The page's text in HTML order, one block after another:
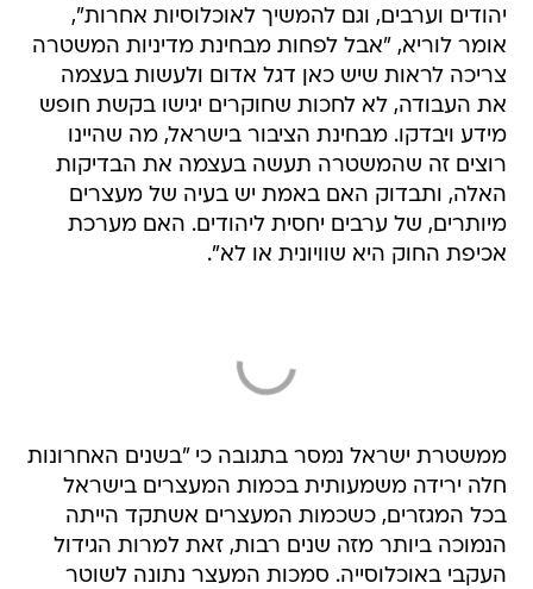
יהודים וערבים, וגם להמשיך לאוכלוסיות אחרות",
אומר לוריא, "אבל לפחות מבחינת מדיניות המשטרה
צריכה לראות שיש כאן דגל אדום ולעשות בעצמה
את העבודה, לא לחכות שחוקרים יגישו בקשת חופש
מידע ויבדקו. מבחינת הציבור בישראל, מה שהיינו
רוצים זה שהמשטרה תעשה בעצמה את הבדיקות
האלה, ותבדוק האם באמת יש בעיה של מעצרים
מיותרים, של ערבים יחסית ליהודים. האם מערכת
אכיפת החוק היא שוויונית או לא".
ממשטרת ישראל נמסר בתגובה כי "בשנים האחרונות
חלה ירידה משמעותית בכמות המעצרים בישראל
בכל המגזרים, כשכמות המעצרים אשתקד הייתה
הנמוכה ביותר מזה שנים רבות, זאת למרות הגידול
העקבי באוכלוסייה. סמכות המעצר נתונה לשוטר